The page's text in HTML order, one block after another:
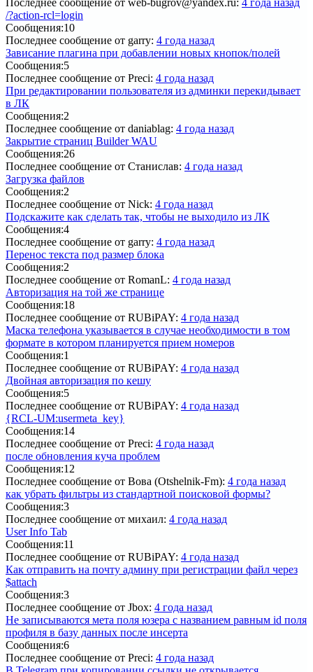
/?action-rcl=login
Сообщения:10
Последнее сообщение от garry: 4 года назад
Зависание плагина при добавлении новых кнопок/полей
Сообщения:5
Последнее сообщение от Preci: 4 года назад
При редактировании пользователя из админки перекидывает
в ЛК
Сообщения:2
Последнее сообщение от daniablag: 4 года назад
Закрытие страниц Builder WAU
Сообщения:26
Последнее сообщение от Станислав: 4 года назад
Загрузка файлов
Сообщения:2
Последнее сообщение от Nick: 4 года назад
Подскажите как сделать так, чтобы не выходило из ЛК
Сообщения:4
Последнее сообщение от garry: 4 года назад
Перенос текста под размер блока
Сообщения:2
Последнее сообщение от RomanL: 4 года назад
Авторизация на той же странице
Сообщения:18
Последнее сообщение от RUBiPAY: 4 года назад
Маска телефона указывается в случае необходимости в том
формате в котором планируется прием номеров
Сообщения:1
Последнее сообщение от RUBiPAY: 4 года назад
Двойная авторизация по кешу
Сообщения:5
Последнее сообщение от RUBiPAY: 4 года назад
{RCL-UM:usermeta_key}
Сообщения:14
Последнее сообщение от Preci: 4 года назад
после обновления куча проблем
Сообщения:12
Последнее сообщение от Вова (Otshelnik-Fm): 4 года назад
как убрать фильтры из стандартной поисковой формы?
Сообщения:3
Последнее сообщение от михаил: 4 года назад
User Info Tab
Сообщения:11
Последнее сообщение от RUBiPAY: 4 года назад
Как отправить на почту админу при регистрации файл через
$attach
Сообщения:3
Последнее сообщение от Jbox: 4 года назад
Не записываются мета поля юзера с названием равным id поля
профиля в базу данных после инсерта
Сообщения:6
Последнее сообщение от Preci: 4 года назад